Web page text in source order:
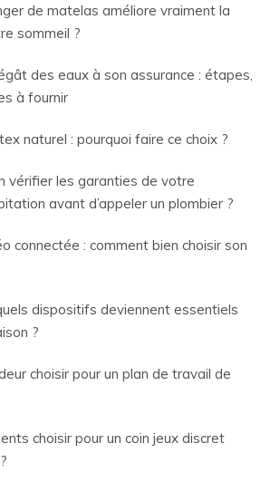
de matelas améliore vraiment la
sommeil ?
des eaux à son assurance : étapes,
à fournir
naturel : pourquoi faire ce choix ?
vérifier les garanties de votre
avant d’appeler un plombier ?
connectée : comment bien choisir son
dispositifs deviennent essentiels
?
choisir pour un plan de travail de
choisir pour un coin jeux discret